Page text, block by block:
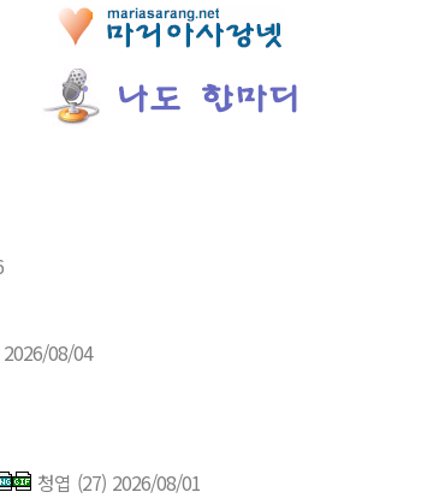
2026/08/04
청엽 (27) 2026/08/01